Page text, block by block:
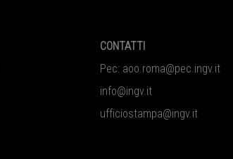
CONTATTI
Pec: aoo.roma@pec.ingv.it
info@ingv.it
ufficiostampa@ingv.it